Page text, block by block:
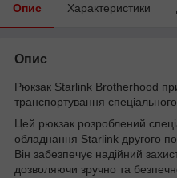
Опис Характеристики
Опис
Рюкзак Starlink Brotherhood
транспортування
Цей рюкзак розроблений
обладнання Starlink другого
Він забезпечує надійний
дозволяючи зручно та